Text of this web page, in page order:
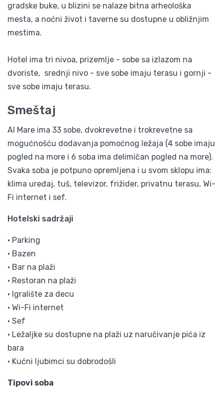
gradske buke, u blizini se nalaze bitna arheološka
mesta, a noćni život i taverne su dostupne u obližnjim
mestima.
Hotel ima tri nivoa, prizemlje - sobe sa izlazom na
dvoriste, srednji nivo - sve sobe imaju terasu i gornji -
sve sobe imaju terasu.
Smeštaj
Al Mare ima 33 sobe, dvokrevetne i trokrevetne sa
mogućnošću dodavanja pomoćnog ležaja (4 sobe imaju
pogled na more i 6 soba ima delimičan pogled na more).
Svaka soba je potpuno opremljena i u svom sklopu ima:
klima uređaj, tuš, televizor, frižider, privatnu terasu, Wi-
Fi internet i sef.
Hotelski sadržaji
• Parking
• Bazen
• Bar na plaži
• Restoran na plaži
• Igralište za decu
• Wi-Fi internet
• Sef
• Ležaljke su dostupne na plaži uz naručivanje pića iz
bara
• Kućni ljubimci su dobrodošli
Tipovi soba